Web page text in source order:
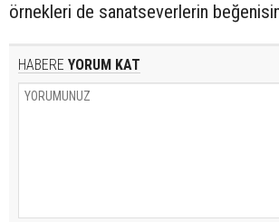
örnekleri de sanatseverlerin
HABERE YORUM KAT